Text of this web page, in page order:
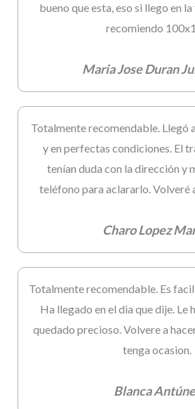
bueno que esta, eso si llego en
recomiendo
Maria Jose Duran
Totalmente recomendable. Llegó
y en perfectas condiciones. El
tenían duda con la dirección y
teléfono para aclararlo. Volveré
Charo Lopez
Totalmente recomendable. Es
Ha llegado en el dia que dije. Le
quedado precioso. Volvere a
tenga ocasion.
Blanca